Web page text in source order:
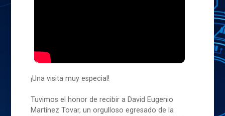
¡Una visita muy especial!
Tuvimos el honor de recibir a David Eugenio
Martínez Tovar, un orgulloso egresado de la